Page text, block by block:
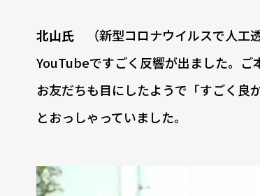
北山氏 （新型コロナウイルスで人工
YouTubeですごく反響が出ました。ご
お友だちも目にしたようで「すごく良
とおっしゃっていました。